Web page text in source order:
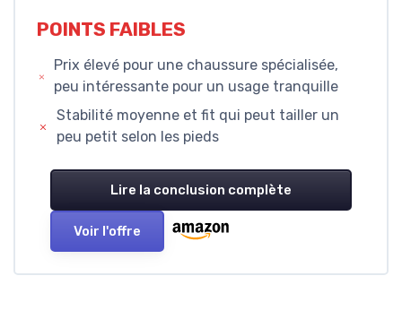
POINTS FAIBLES
Prix élevé pour une chaussure spécialisée,
peu intéressante pour un usage tranquille
Stabilité moyenne et fit qui peut tailler un
peu petit selon les pieds
Lire la conclusion complète
Voir l'offre